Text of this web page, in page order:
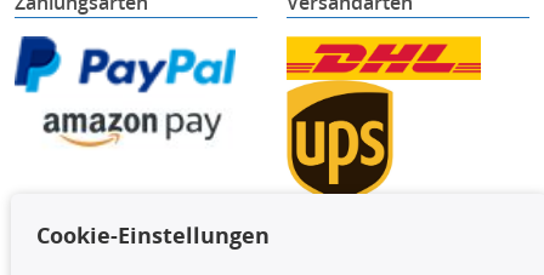
Cookie-Einstellungen